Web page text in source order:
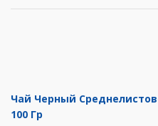
Чай Черный
100 Гр